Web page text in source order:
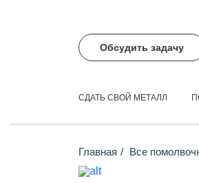
Обсудить задачу
СДАТЬ СВОЙ МЕТАЛЛ
Главная Все